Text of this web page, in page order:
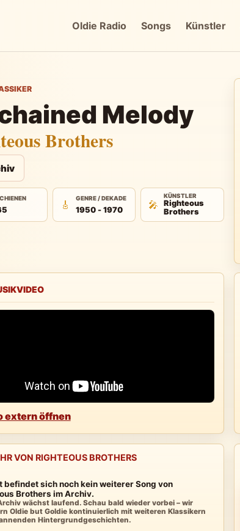
Oldie Radio Songs Künstler
Melody
Brothers
🎸
GENRE / DEKADE
1950 - 1970 🎤
KÜNSTLER
Righteous
Brothers
extern öffnen
VON RIGHTEOUS BROTHERS
befindet sich noch kein weiterer Song von
Brothers im Archiv.
wächst laufend. Schau bald wieder vorbei – wir
Oldie but Goldie kontinuierlich mit weiteren Klassikern
Hintergrundgeschichten.